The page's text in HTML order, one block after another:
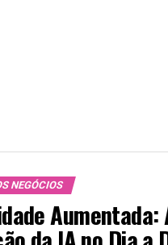
NEGÓCIOS
Aumentada: